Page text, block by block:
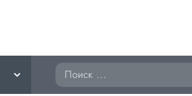
Поиск